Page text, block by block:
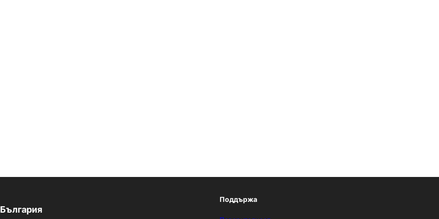
България
Поддържа